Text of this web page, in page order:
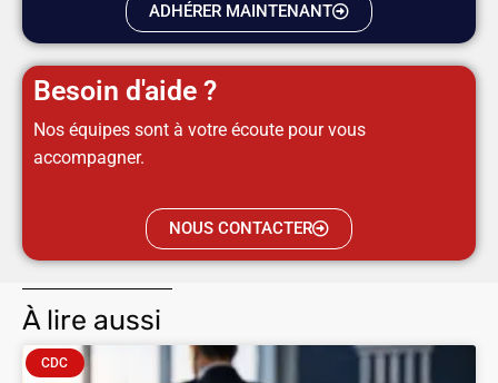
ADHÉRER MAINTENANT
Besoin d'aide ?
Nos équipes sont à votre écoute pour vous
accompagner.
NOUS CONTACTER
À lire aussi
CDC